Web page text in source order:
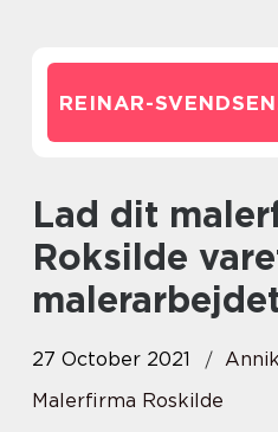
REINAR-
Lad dit malerfirma i
Roksilde
27 October 2021
Malerfirma Roskilde